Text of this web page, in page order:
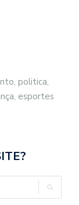
politica,
esportes